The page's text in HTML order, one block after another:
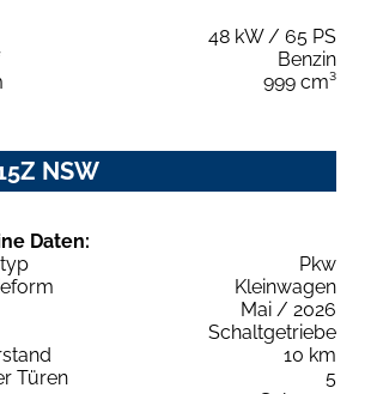
48 kW / 65 PS
Benzin
999 cm³
NSW
Daten:
Pkw
Kleinwagen
Mai / 2026
Schaltgetriebe
10 km
Türen
5